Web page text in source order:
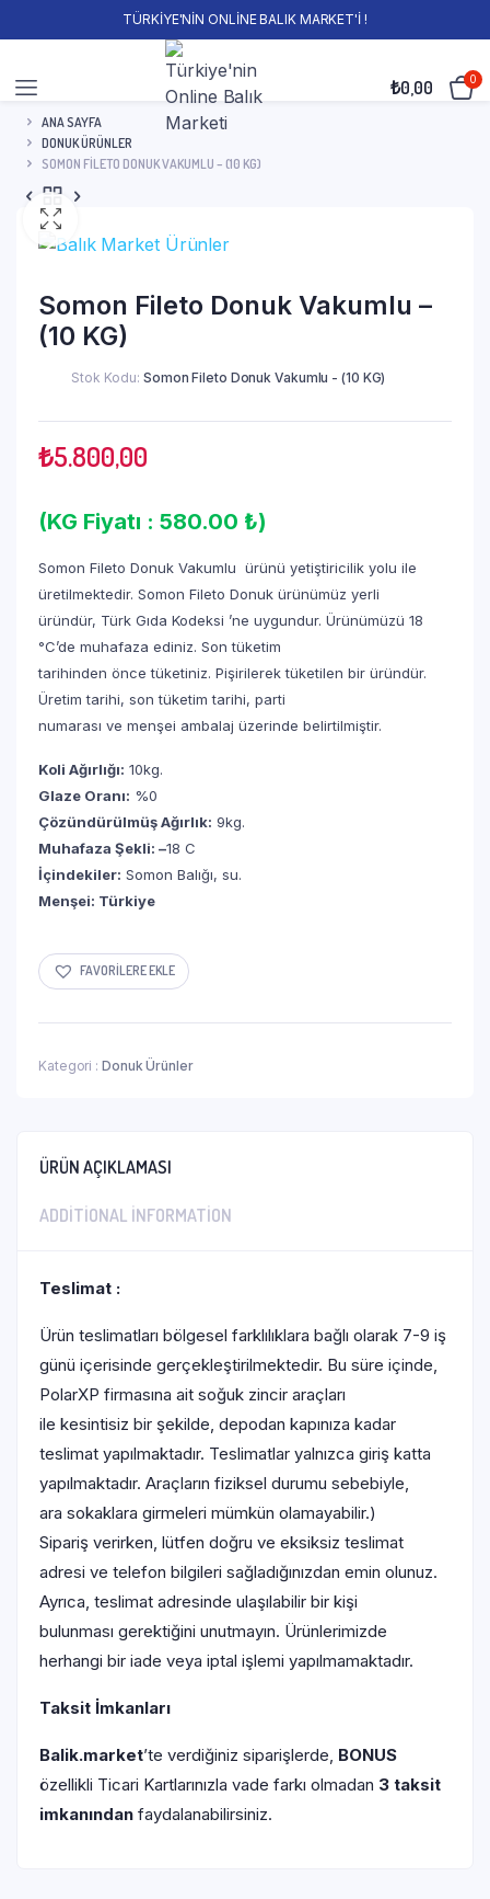
TÜRKİYE'NİN ONLİNE BALIK MARKET'İ !
₺0,00 0
ANA SAYFA
DONUK ÜRÜNLER
SOMON FILETO DONUK VAKUMLU – (10 KG)
Somon Fileto Donuk Vakumlu –
(10 KG)
Stok Kodu: Somon Fileto Donuk Vakumlu - (10 KG)
₺5.800,00
(KG Fiyatı : 580.00 ₺)
Somon Fileto Donuk Vakumlu ürünü yetiştiricilik yolu ile
üretilmektedir. Somon Fileto Donuk ürünümüz yerli
üründür, Türk Gıda Kodeksi ʼne uygundur. Ürünümüzü 18
°Cʼde muhafaza ediniz. Son tüketim
tarihinden önce tüketiniz. Pişirilerek tüketilen bir üründür.
Üretim tarihi, son tüketim tarihi, parti
numarası ve menşei ambalaj üzerinde belirtilmiştir.
Koli Ağırlığı: 10kg.
Glaze Oranı: %0
Çözündürülmüş Ağırlık: 9kg.
Muhafaza Şekli: –18 C
İçindekiler: Somon Balığı, su.
Menşei: Türkiye
FAVORILERE EKLE
Kategori : Donuk Ürünler
ÜRÜN AÇIKLAMASI
ADDITIONAL INFORMATION
Teslimat :
Ürün teslimatları bölgesel farklılıklara bağlı olarak 7-9 iş
günü içerisinde gerçekleştirilmektedir. Bu süre içinde,
PolarXP firmasına ait soğuk zincir araçları
ile kesintisiz bir şekilde, depodan kapınıza kadar
teslimat yapılmaktadır. Teslimatlar yalnızca giriş katta
yapılmaktadır. Araçların fiziksel durumu sebebiyle,
ara sokaklara girmeleri mümkün olamayabilir.)
Sipariş verirken, lütfen doğru ve eksiksiz teslimat
adresi ve telefon bilgileri sağladığınızdan emin olunuz.
Ayrıca, teslimat adresinde ulaşılabilir bir kişi
bulunması gerektiğini unutmayın. Ürünlerimizde
herhangi bir iade veya iptal işlemi yapılmamaktadır.
Taksit İmkanları
Balik.marketʼte verdiğiniz siparişlerde, BONUS
özellikli Ticari Kartlarınızla vade farkı olmadan 3 taksit
imkanından faydalanabilirsiniz.